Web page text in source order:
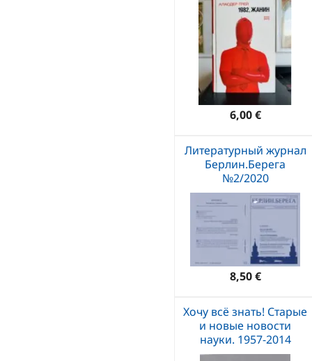
6,00 €
Литературный журнал
Берлин.Берега
№2/2020
8,50 €
Хочу всё знать! Старые
и новые новости
науки. 1957-2014